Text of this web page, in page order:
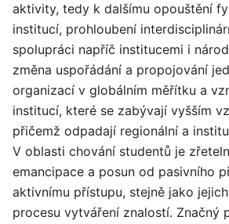
aktivity, tedy k dalšímu opouštění
institucí, prohloubení
spolupráci napříč institucemi i
změna uspořádání a propojování
organizací v globálním měřítku a
institucí, které se zabývají vyšším
přičemž odpadají regionální a
V oblasti chování studentů je
emancipace a posun od pasivního
aktivnímu přístupu, stejně jako
procesu vytváření znalostí. Značný